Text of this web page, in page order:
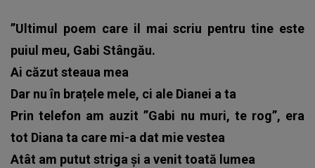
”Ultimul poem care il mai scriu pentru tine este
puiul meu, Gabi Stângău.
Ai căzut steaua mea
Dar nu în brațele mele, ci ale Dianei a ta
Prin telefon am auzit ”Gabi nu muri, te rog”, era
tot Diana ta care mi-a dat mie vestea
Atât am putut striga și a venit toată lumea